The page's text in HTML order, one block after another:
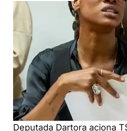
Deputada Dartora aciona